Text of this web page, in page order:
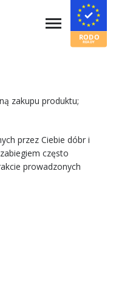
zakupu produktu;
przez Ciebie dóbr i
często
prowadzonych